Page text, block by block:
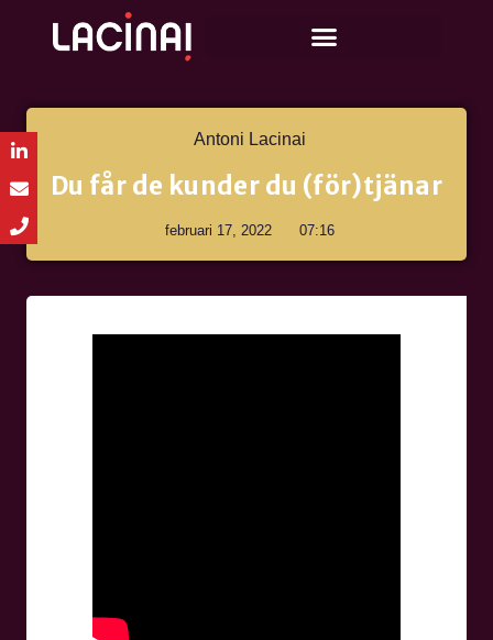
Antoni Lacinai
Du får de kunder du (för)tjänar
februari 17, 2022 07:16